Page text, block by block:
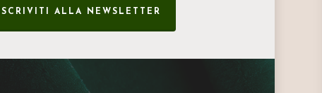
ISCRIVITI ALLA NEWSLETTER